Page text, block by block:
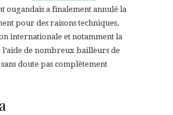
ougandais a finalement annulé la
pour des raisons techniques,
internationale et notamment la
l’aide de nombreux bailleurs de
sans doute pas complètement